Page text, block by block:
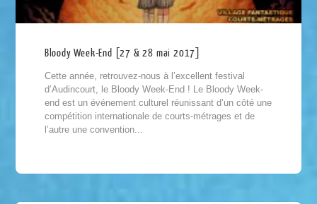
Bloody Week-End [27 & 28 mai 2017]
Cette année, retrouvez-nous à l’excellent festival
d’Audincourt, le Bloody Week-End ! Le Bloody Week-
end est un événement culturel réunissant d’un côté une
compétition internationale de courts-métrages et de
l’autre une convention...